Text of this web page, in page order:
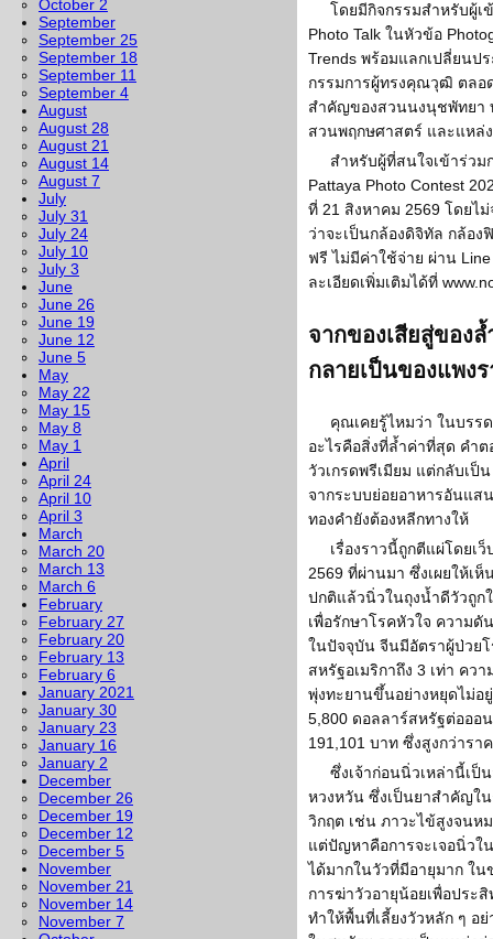
October 2
September
September 25
September 18
September 11
September 4
August
August 28
August 21
August 14
August 7
July
July 31
July 24
July 10
July 3
June
June 26
June 19
June 12
June 5
May
May 22
May 15
May 8
May 1
April
April 24
April 10
April 3
March
March 20
March 13
March 6
February
February 27
February 20
February 13
February 6
January 2021
January 30
January 23
January 16
January 2
December
December 26
December 19
December 12
December 5
November
November 21
November 14
November 7
โดยมีกิจกรรมสำหรับผู้เ
Photo Talk ในหัวข้อ
Trends พร้อมแลกเปลี่ยน
กรรมการผู้ทรงคุณวุฒิ ตลอ
สำคัญของสวนนงนุชพัทยา
สวนพฤกษศาสตร์ และแหล่ง
สำหรับผู้ที่สนใจเข้าร่วม
Pattaya Photo Contest
ที่ 21 สิงหาคม 2569 โดยไ
ว่าจะเป็นกล้องดิจิทัล กล้อ
ฟรี ไม่มีค่าใช้จ่าย ผ่าน
ละเอียดเพิ่มเติมได้ที่
จากของเสียสู่ของ
กลายเป็นของแพง
คุณเคยรู้ไหมว่า ในบรร
อะไรคือสิ่งที่ล้ำค่าที่สุด คำ
วัวเกรดพรีเมียม แต่กลับเป็
จากระบบย่อยอาหารอันแ
ทองคำยังต้องหลีกทางให้
เรื่องราวนี้ถูกตีแผ่โดยเ
2569 ที่ผ่านมา ซึ่งเผยให้เ
ปกติแล้วนิ่วในถุงน้ำดีวัวถู
เพื่อรักษาโรคหัวใจ ความ
ในปัจจุบัน จีนมีอัตราผู้ป่วย
สหรัฐอเมริกาถึง 3 เท่า คว
พุ่งทะยานขึ้นอย่างหยุดไม่อ
5,800 ดอลลาร์สหรัฐต่อออ
191,101 บาท ซึ่งสูงกว่าร
ซึ่งเจ้าก่อนนิ่วเหล่านี้เป็
หวงหวัน ซึ่งเป็นยาสำคัญใ
วิกฤต เช่น ภาวะไข้สูงจนห
แต่ปัญหาคือการจะเจอนิ่วใ
ได้มากในวัวที่มีอายุมาก ใ
การฆ่าวัวอายุน้อยเพื่อประ
ทำให้พื้นที่เลี้ยงวัวหลัก ๆ อ